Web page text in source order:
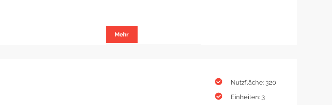
Mehr
Nutzfläche: 320
Einheiten: 3